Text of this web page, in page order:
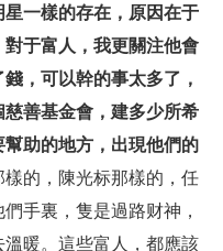
一樣的存在，原因在于
于富人，我更關注他會
，可以幹的事太多了，
善基金會，建多少所希
助的地方，出現他們的
樣的，陳光标那樣的，任
手裏，隻是過路财神，
暖。這些富人，都應該